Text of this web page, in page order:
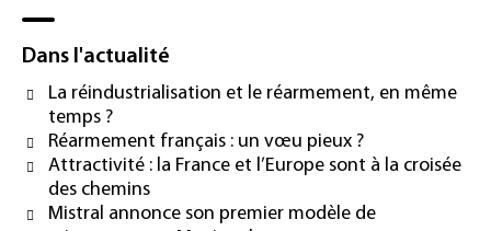
Dans l'actualité
La réindustrialisation et le réarmement, en même
temps ?
Réarmement français : un vœu pieux ?
Attractivité : la France et l’Europe sont à la croisée
des chemins
Mistral annonce son premier modèle de